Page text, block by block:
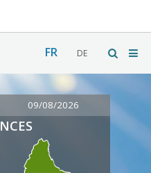
FR DE
09/08/2026